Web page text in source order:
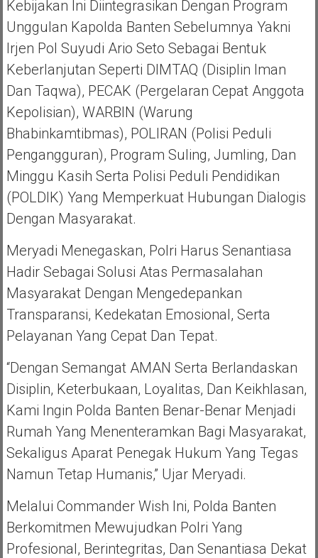
Kebijakan Ini Diintegrasikan Dengan Program
Unggulan Kapolda Banten Sebelumnya Yakni
Irjen Pol Suyudi Ario Seto Sebagai Bentuk
Keberlanjutan Seperti DIMTAQ (Disiplin Iman
Dan Taqwa), PECAK (Pergelaran Cepat Anggota
Kepolisian), WARBIN (Warung
Bhabinkamtibmas), POLIRAN (Polisi Peduli
Pengangguran), Program Suling, Jumling, Dan
Minggu Kasih Serta Polisi Peduli Pendidikan
(POLDIK) Yang Memperkuat Hubungan Dialogis
Dengan Masyarakat.
Meryadi Menegaskan, Polri Harus Senantiasa
Hadir Sebagai Solusi Atas Permasalahan
Masyarakat Dengan Mengedepankan
Transparansi, Kedekatan Emosional, Serta
Pelayanan Yang Cepat Dan Tepat.
“Dengan Semangat AMAN Serta Berlandaskan
Disiplin, Keterbukaan, Loyalitas, Dan Keikhlasan,
Kami Ingin Polda Banten Benar-Benar Menjadi
Rumah Yang Menenteramkan Bagi Masyarakat,
Sekaligus Aparat Penegak Hukum Yang Tegas
Namun Tetap Humanis,” Ujar Meryadi.
Melalui Commander Wish Ini, Polda Banten
Berkomitmen Mewujudkan Polri Yang
Profesional, Berintegritas, Dan Senantiasa Dekat